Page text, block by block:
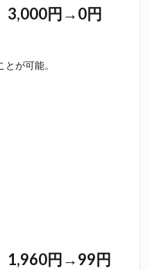
3,000円→0円
が可能。
1,960円→99円